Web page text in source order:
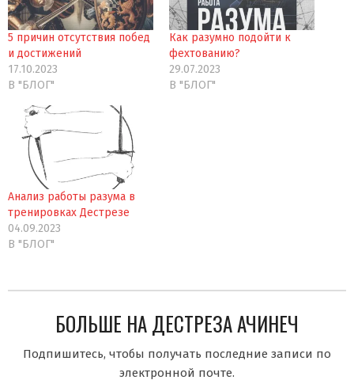
5 причин отсутствия побед
и достижений
17.10.2023
В "БЛОГ"
Как разумно подойти к
фехтованию?
29.07.2023
В "БЛОГ"
Анализ работы разума в
тренировках Дестрезе
04.09.2023
В "БЛОГ"
БОЛЬШЕ НА ДЕСТРЕЗА АЧИНЕЧ
Подпишитесь, чтобы получать последние записи по
электронной почте.